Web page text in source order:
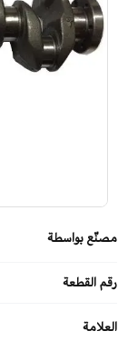
مصنّع بواسطة
رقم القطعة
العلامة